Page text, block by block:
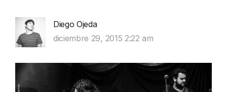
Diego Ojeda
diciembre 29, 2015 2:22 am